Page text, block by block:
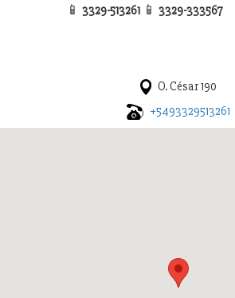
📱 3329-513261📱 3329-333567
O. César 190
+5493329513261